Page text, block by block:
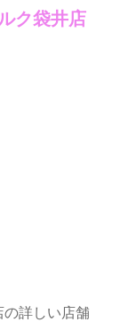
ク袋井店
詳しい店舗